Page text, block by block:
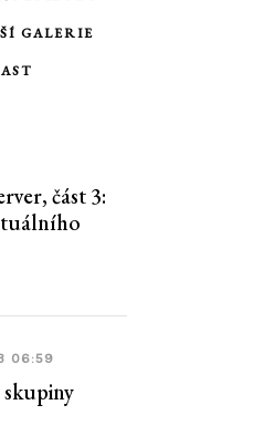
GALERIE
část 3:
06:59